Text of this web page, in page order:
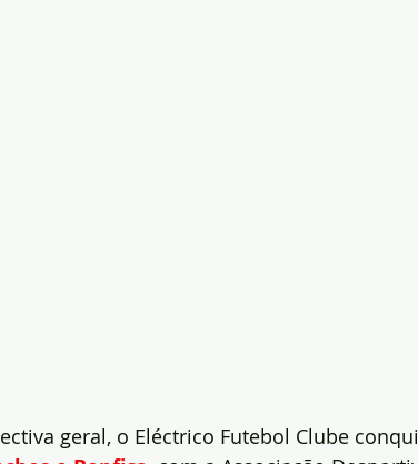
geral, o Eléctrico Futebol Clube